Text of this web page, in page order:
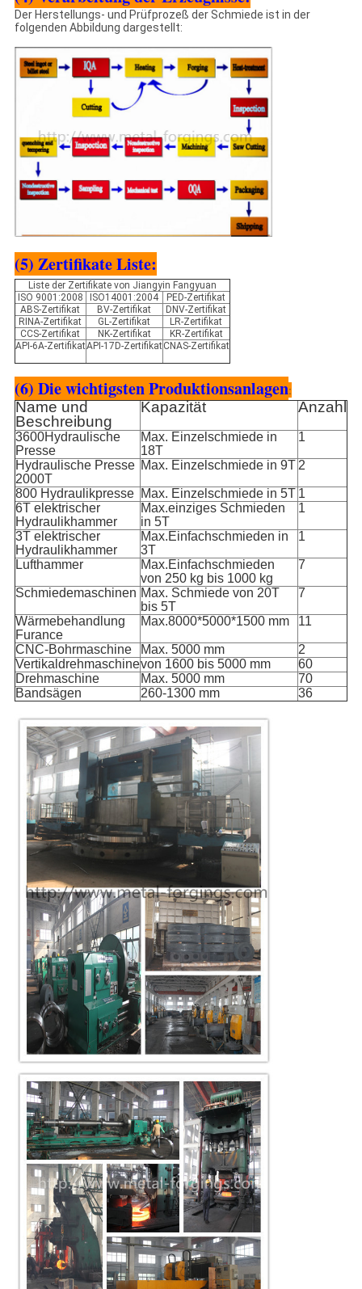
Der Herstellungs- und Prüfprozeß der Schmiede ist in der
folgenden Abbildung dargestellt:
(5) Zertifikate Liste:
Liste der Zertifikate von Jiangyin Fangyuan
ISO 9001:2008
ISO14001:2004
PED-Zertifikat
ABS-Zertifikat
BV-Zertifikat
DNV-Zertifikat
RINA-Zertifikat
GL-Zertifikat
LR-Zertifikat
CCS-Zertifikat
NK-Zertifikat
KR-Zertifikat
API-6A-ZertifikatAPI-17D-ZertifikatCNAS-Zertifikat
(6) Die wichtigsten Produktionsanlagen:
Name und
Beschreibung
Kapazität Anzahl
3600Hydraulische
Presse
Max. Einzelschmiede in
18T
1
Hydraulische Presse
2000T
Max. Einzelschmiede in 9T 2
800 Hydraulikpresse Max. Einzelschmiede in 5T 1
6T elektrischer
Hydraulikhammer
Max.einziges Schmieden
in 5T
1
3T elektrischer
Hydraulikhammer
Max.Einfachschmieden in
3T
1
Lufthammer
Max.Einfachschmieden
von 250 kg bis 1000 kg
7
Schmiedemaschinen Max. Schmiede von 20T
bis 5T
7
Wärmebehandlung
Furance
Max.8000*5000*1500 mm 11
CNC-Bohrmaschine Max. 5000 mm
2
Vertikaldrehmaschinevon 1600 bis 5000 mm
60
Drehmaschine
Max. 5000 mm
70
Bandsägen
260-1300 mm 36